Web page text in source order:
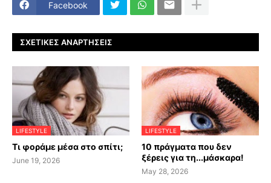
Facebook
ΣΧΕΤΙΚΈΣ ΑΝΑΡΤΉΣΕΙΣ
LIFESTYLE
Τι φοράμε μέσα στο σπίτι;
June 19, 2026
LIFESTYLE
10 πράγματα που δεν
ξέρεις για τη...μάσκαρα!
May 28, 2026